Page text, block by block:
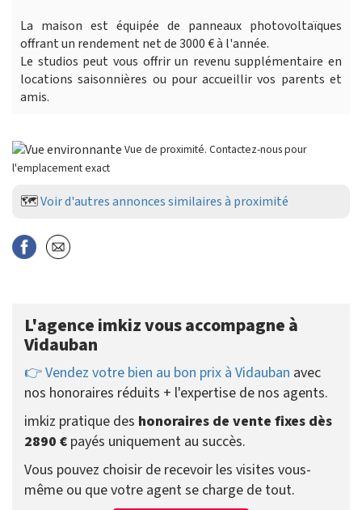
La maison est équipée de panneaux photovoltaïques
offrant un rendement net de 3000 € à l'année.
Le studios peut vous offrir un revenu supplémentaire en
locations saisonnières ou pour accueillir vos parents et
amis.
Vue de proximité. Contactez-nous pour
l'emplacement exact
🗺️Voir d'autres annonces similaires à proximité
L'agence imkiz vous accompagne à
Vidauban
👉 Vendez votre bien au bon prix à Vidauban avec
nos honoraires réduits + l'expertise de nos agents.
imkiz pratique des honoraires de vente fixes dès
2890 € payés uniquement au succès.
Vous pouvez choisir de recevoir les visites vous-
même ou que votre agent se charge de tout.